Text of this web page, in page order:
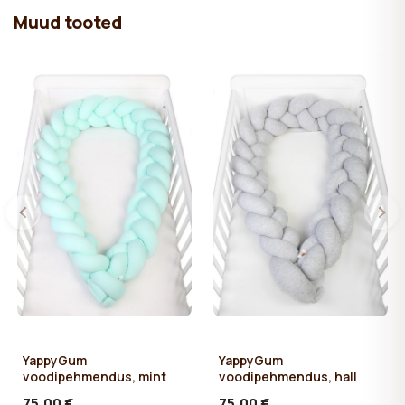
Muud tooted
YappyGum
voodipehmendus, mint
YappyGum
voodipehmendus, hall